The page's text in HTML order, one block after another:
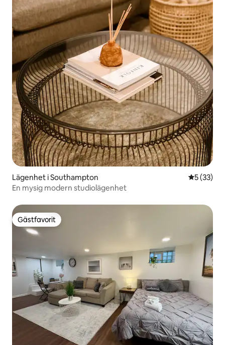
Lägenhet i Southampton 5 av 5 i
5 (33)
En mysig modern studiolägenhet
Gästfavorit
Gästfavorit